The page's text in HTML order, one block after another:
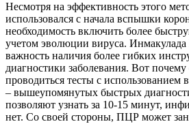
Несмотря на эффективность этого
использовался с начала вспышки
необходимость включить более
учетом эволюции вируса. Инмакулада
важность наличия более гибких
диагностики заболевания. Вот
проводиться тесты с использованием
– вышеупомянутых быстрых
позволяют узнать за 10-15 минут,
нет. Со своей стороны, ПЦР может